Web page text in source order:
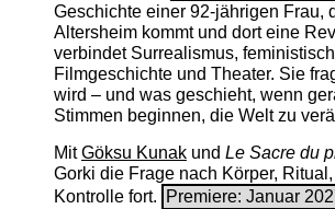
Geschichte einer 92-jährigen Frau,
Altersheim kommt und dort eine
verbindet Surrealismus,
Filmgeschichte und Theater. Sie
wird – und was geschieht, wenn
Stimmen beginnen, die Welt zu
MitGöksu Kunakund Le Sacre du
Gorki die Frage nach Körper,
Kontrolle fort.
Premiere: Januar